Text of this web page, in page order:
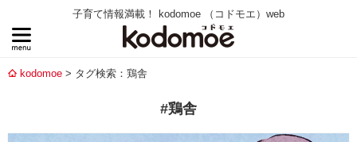
子育て情報満載！ kodomoe （コドモエ）web
kodomoe タグ検索：鶏舎
#鶏舎